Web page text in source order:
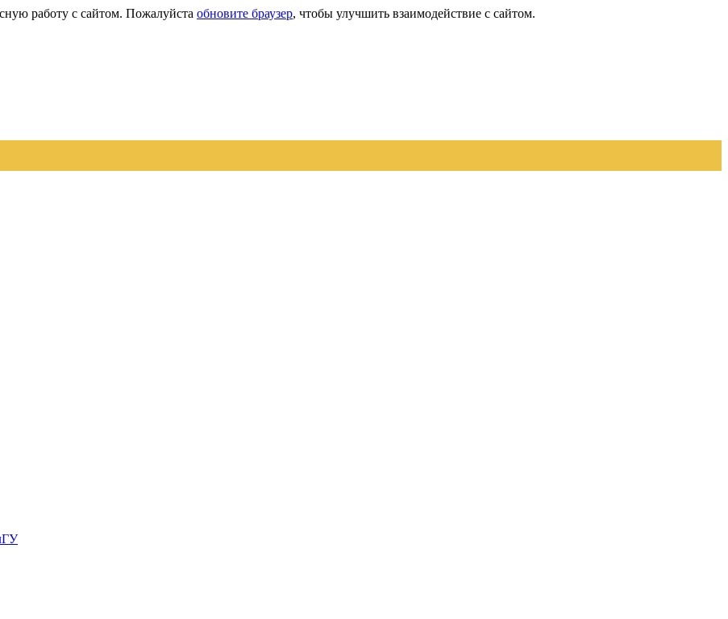
работу с сайтом. Пожалуйста обновите браузер, чтобы улучшить взаимодействие с сайтом.